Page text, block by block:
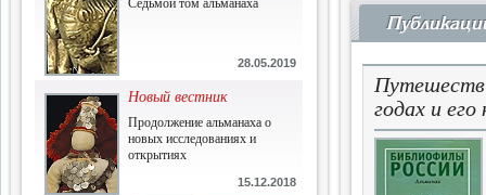
28.05.2019
Новый вестник
Продолжение альманаха о
новых исследованиях и
открытиях
15.12.2018
годах и